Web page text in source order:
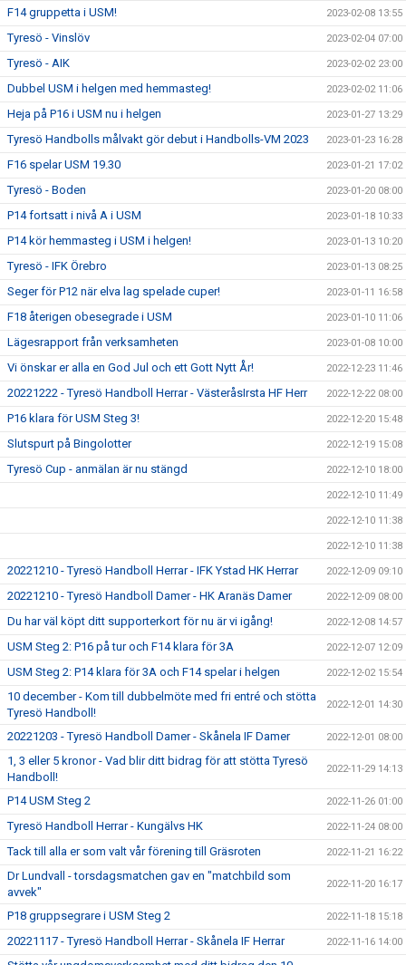
F14 gruppetta i USM! 2023-02-08 13:55
Tyresö - Vinslöv 2023-02-04 07:00
Tyresö - AIK 2023-02-02 23:00
Dubbel USM i helgen med hemmasteg! 2023-02-02 11:06
Heja på P16 i USM nu i helgen 2023-01-27 13:29
Tyresö Handbolls målvakt gör debut i Handbolls-VM 2023 2023-01-23 16:28
F16 spelar USM 19.30 2023-01-21 17:02
Tyresö - Boden 2023-01-20 08:00
P14 fortsatt i nivå A i USM 2023-01-18 10:33
P14 kör hemmasteg i USM i helgen! 2023-01-13 10:20
Tyresö - IFK Örebro 2023-01-13 08:25
Seger för P12 när elva lag spelade cuper! 2023-01-11 16:58
F18 återigen obesegrade i USM 2023-01-10 11:06
Lägesrapport från verksamheten 2023-01-08 10:00
Vi önskar er alla en God Jul och ett Gott Nytt År! 2022-12-23 11:46
20221222 - Tyresö Handboll Herrar - VästeråsIrsta HF Herr 2022-12-22 08:00
P16 klara för USM Steg 3! 2022-12-20 15:48
Slutspurt på Bingolotter 2022-12-19 15:08
Tyresö Cup - anmälan är nu stängd 2022-12-10 18:00
2022-12-10 11:49
2022-12-10 11:38
2022-12-10 11:38
20221210 - Tyresö Handboll Herrar - IFK Ystad HK Herrar 2022-12-09 09:10
20221210 - Tyresö Handboll Damer - HK Aranäs Damer 2022-12-09 08:00
Du har väl köpt ditt supporterkort för nu är vi igång! 2022-12-08 14:57
USM Steg 2: P16 på tur och F14 klara för 3A 2022-12-07 12:09
USM Steg 2: P14 klara för 3A och F14 spelar i helgen 2022-12-02 15:54
10 december - Kom till dubbelmöte med fri entré och stötta
Tyresö Handboll!
2022-12-01 14:30
20221203 - Tyresö Handboll Damer - Skånela IF Damer 2022-12-01 08:00
1, 3 eller 5 kronor - Vad blir ditt bidrag för att stötta Tyresö
Handboll!
2022-11-29 14:13
P14 USM Steg 2 2022-11-26 01:00
Tyresö Handboll Herrar - Kungälvs HK 2022-11-24 08:00
Tack till alla er som valt vår förening till Gräsroten 2022-11-21 16:22
Dr Lundvall - torsdagsmatchen gav en "matchbild som
avvek"
2022-11-20 16:17
P18 gruppsegrare i USM Steg 2 2022-11-18 15:18
20221117 - Tyresö Handboll Herrar - Skånela IF Herrar 2022-11-16 14:00